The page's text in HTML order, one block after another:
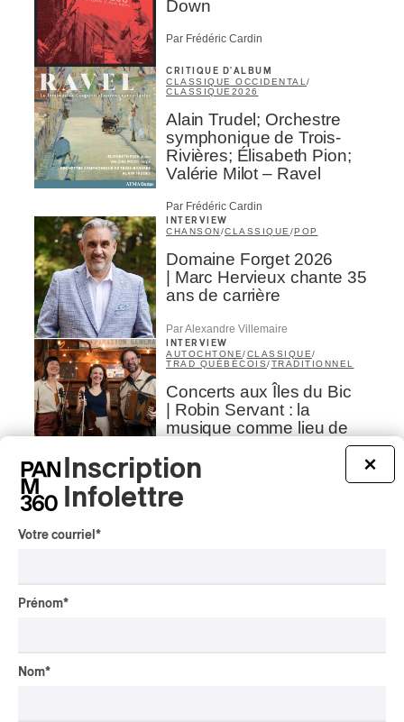
Down
Par Frédéric Cardin
CRITIQUE D'ALBUM
CLASSIQUE OCCIDENTAL /
CLASSIQUE 2026
Alain Trudel; Orchestre
symphonique de Trois-
Rivières; Élisabeth Pion;
Valérie Milot – Ravel
Par Frédéric Cardin
INTERVIEW
CHANSON /CLASSIQUE/POP
Domaine Forget 2026
| Marc Hervieux chante 35
ans de carrière
Par Alexandre Villemaire
INTERVIEW
AUTOCHTONE/CLASSIQUE/
TRAD QUÉBÉCOIS/TRADITIONNEL
Concerts aux Îles du Bic
| Robin Servant : la
musique comme lieu de
Par Chloé Rouffignac
INTERVIEW
CLASSIQUE OCCIDENTAL
CLASSIQUE OCCIDENTAL/
×
Inscription
Infolettre
Votre courriel *
Prénom*
Nom*